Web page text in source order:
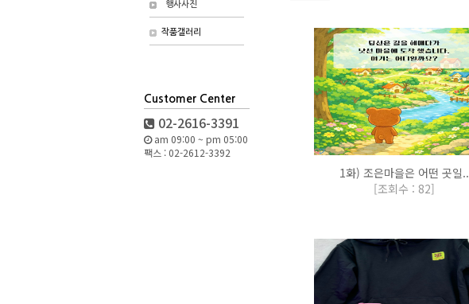
행사사진
작품갤러리
Customer Center
02-2616-3391
am 09:00 ~ pm 05:00
팩스 : 02-2612-3392
1화) 조은마을은 어떤 곳일..
[조회수 : 82]